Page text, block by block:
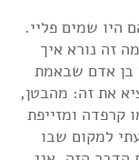
היו שמים פליי.
זה נורא איך
בן אדם שבאמת
את זה: מהבטן,
ומזייפת
למקום שבו